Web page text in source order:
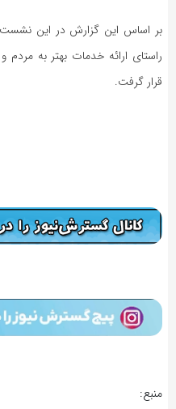
بر اساس این گزارش در این
راستای ارائه خدمات بهتر به
قرار گرفت.
منبع: